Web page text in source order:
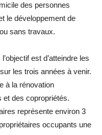
des personnes
le développement de
sans travaux.
est d’atteindre les
les trois années à venir.
à la rénovation
et des copropriétés.
représente environ 3
occupants une